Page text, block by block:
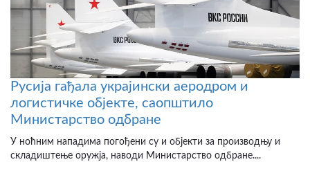
Русија гађала украјински аеродром и
логистичке објекте, саопштило
Министарство одбране
У ноћним нападима погођени су и објекти за производњу и
складиштење оружја, наводи Министарство одбране....